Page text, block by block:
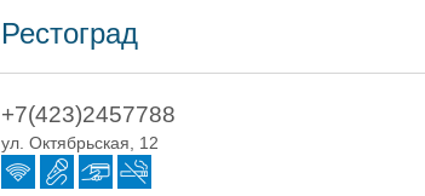
Рестоград
+7(423)2457788
ул. Октябрьская, 12